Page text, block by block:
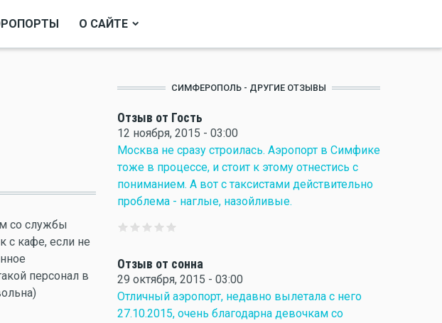
О САЙТЕ
со службы
с кафе, если не
персонал в
СИМФЕРОПОЛЬ - ДРУГИЕ ОТЗЫВЫ
Отзыв от Гость
12 ноября, 2015 - 03:00
Москва не сразу строилась. Аэропорт в Симфике
тоже в процессе, и стоит к этому отнестись с
пониманием. А вот с таксистами действительно
проблема - наглые, назойливые.
Отзыв от сонна
29 октября, 2015 - 03:00
Отличный аэропорт, недавно вылетала с него
27.10.2015, очень благодарна девочкам со